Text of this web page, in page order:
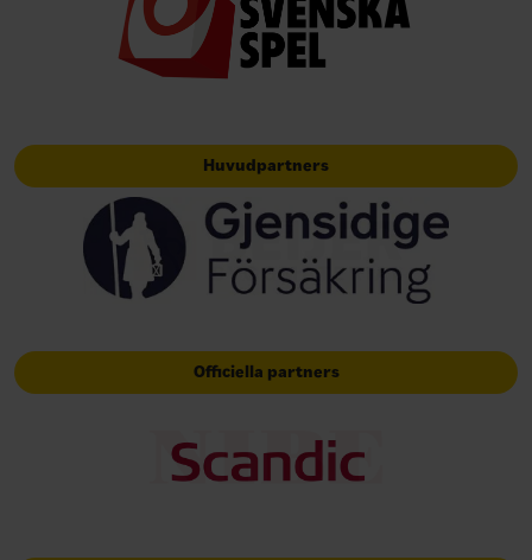
Huvudpartners
Officiella partners